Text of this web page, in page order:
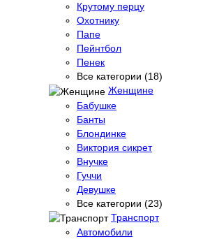
Крутому перцу
Охотнику
Папе
Пейнтбол
Пенек
Все категории (18)
Женщине
Бабушке
Банты
Блондинке
Виктория сикрет
Внучке
Гуччи
Девушке
Все категории (23)
Транспорт
Автомобили